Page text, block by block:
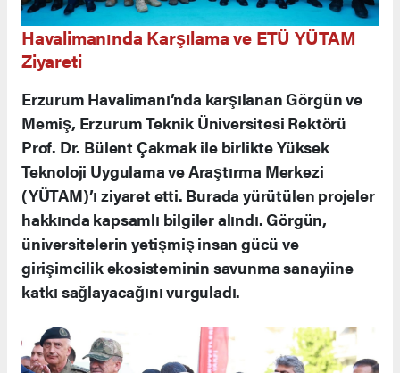
Havalimanında Karşılama ve ETÜ YÜTAM
Ziyareti
Erzurum Havalimanı’nda karşılanan Görgün ve
Memiş, Erzurum Teknik Üniversitesi Rektörü
Prof. Dr. Bülent Çakmak ile birlikte Yüksek
Teknoloji Uygulama ve Araştırma Merkezi
(YÜTAM)’ı ziyaret etti. Burada yürütülen projeler
hakkında kapsamlı bilgiler alındı. Görgün,
üniversitelerin yetişmiş insan gücü ve
girişimcilik ekosisteminin savunma sanayiine
katkı sağlayacağını vurguladı.